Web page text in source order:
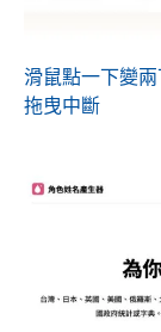
滑鼠點一下變
拖曳中斷